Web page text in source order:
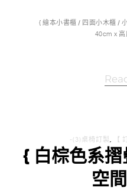
{ 繪本小書櫃 / 四面小木櫃 /
40cm x
-(3)桌椅訂製, 【
{ 白棕色系
空